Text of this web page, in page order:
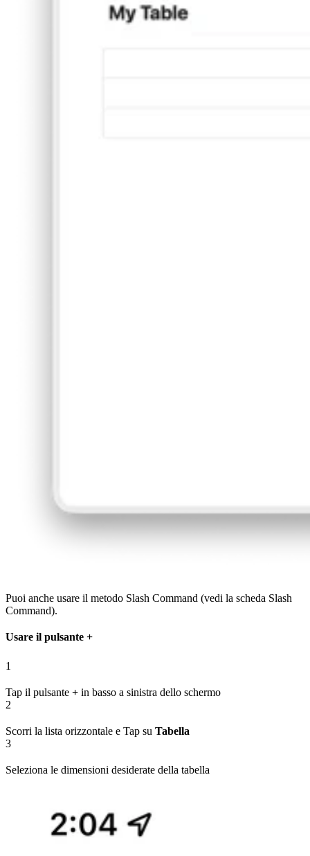
Puoi anche usare il metodo Slash Command (vedi la scheda Slash
Command).
Usare il pulsante +
1
Tap il pulsante + in basso a sinistra dello schermo
2
Scorri la lista orizzontale e Tap su Tabella
3
Seleziona le dimensioni desiderate della tabella